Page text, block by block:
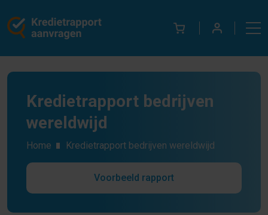
Kredietrapport bedrijven
wereldwijd
Home Kredietrapport bedrijven wereldwijd
Voorbeeld rapport